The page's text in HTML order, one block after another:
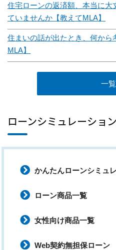
住宅ローンの返済額、本当に大
ていませんか【教えてMLA】
住まいの話が出たとき、何から
MLA】
一覧
ローンシミュレーショ
かんたんローンシミュ
ローン商品一覧
女性向け商品一覧
Web契約無担保ローン